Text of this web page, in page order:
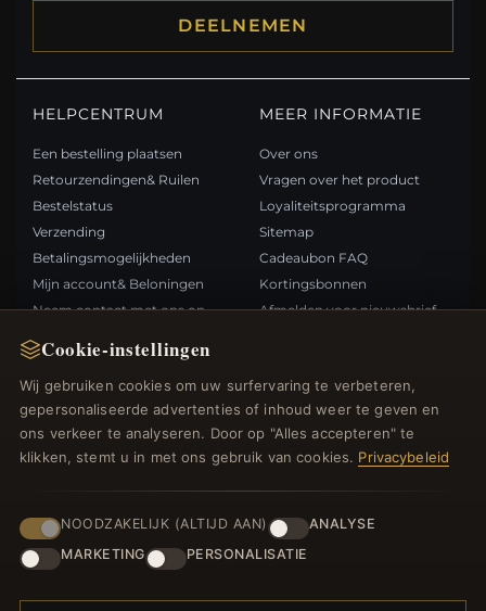
Cookie-instellingen
Wij gebruiken cookies om uw surfervaring te verbeteren,
gepersonaliseerde advertenties of inhoud weer te geven en
ons verkeer te analyseren. Door op "Alles accepteren" te
klikken, stemt u in met ons gebruik van cookies. Privacybeleid
NOODZAKELIJK (ALTIJD AAN)
ANALYSE
MARKETING
PERSONALISATIE
DEELNEMEN
HELPCENTRUM
Een bestelling plaatsen
Retourzendingen& Ruilen
Bestelstatus
Verzending
Betalingsmogelijkheden
Mijn account& Beloningen
Neem contact met ons op
MEER INFORMATIE
Over ons
Vragen over het product
Loyaliteitsprogramma
Sitemap
Cadeaubon FAQ
Kortingsbonnen
Afmelden voor nieuwsbrief
Nieuwe producten
Specials
Blog
Beoordelingen
Inloggen
BETAALMETHODEN